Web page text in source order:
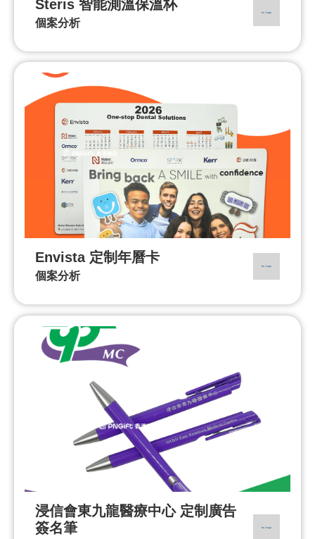
Steris 智能測溫保溫杯
個案分析
Envista 定制年曆卡
個案分析
浸信會東九龍醫療中心 定制廣告
簽名筆